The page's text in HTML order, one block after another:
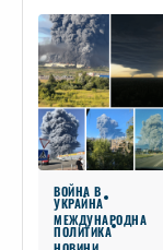
ВОЙНА В
УКРАЙНА
МЕЖДУНАРОДНА
ПОЛИТИКА